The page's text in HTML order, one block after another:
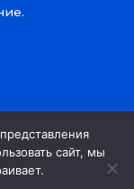
сайт, мы